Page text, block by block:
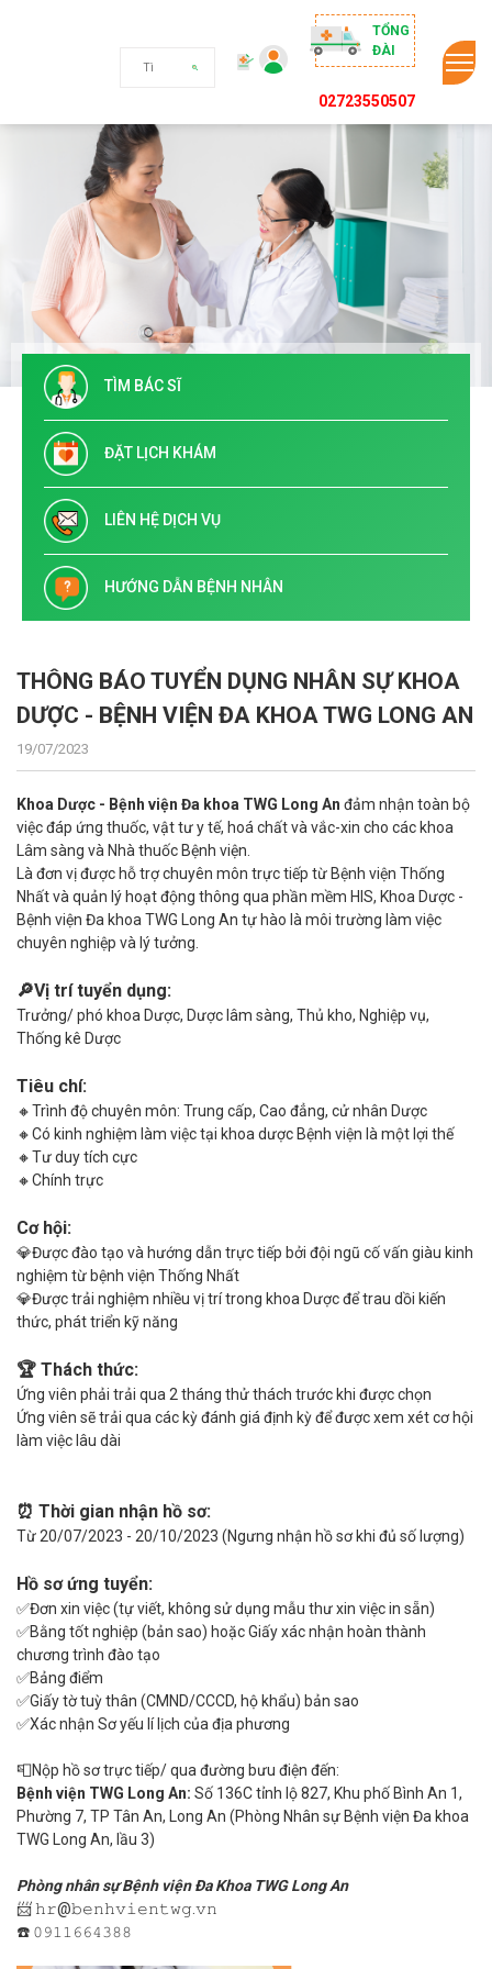
TỔNG
ĐÀI
02723550507
TÌM BÁC SĨ
ĐẶT LỊCH KHÁM
LIÊN HỆ DỊCH VỤ
HƯỚNG DẪN BỆNH NHÂN
THÔNG BÁO TUYỂN DỤNG NHÂN SỰ KHOA
DƯỢC - BỆNH VIỆN ĐA KHOA TWG LONG AN
19/07/2023
Khoa Dược - Bệnh viện Đa khoa TWG Long An đảm nhận toàn bộ
việc đáp ứng thuốc, vật tư y tế, hoá chất và vắc-xin cho các khoa
Lâm sàng và Nhà thuốc Bệnh viện.
Là đơn vị được hỗ trợ chuyên môn trực tiếp từ Bệnh viện Thống
Nhất và quản lý hoạt động thông qua phần mềm HIS, Khoa Dược -
Bệnh viện Đa khoa TWG Long An tự hào là môi trường làm việc
chuyên nghiệp và lý tưởng.
🔎Vị trí tuyển dụng:
Trưởng/ phó khoa Dược, Dược lâm sàng, Thủ kho, Nghiệp vụ,
Thống kê Dược
Tiêu chí:
🔸Trình độ chuyên môn: Trung cấp, Cao đẳng, cử nhân Dược
🔸Có kinh nghiệm làm việc tại khoa dược Bệnh viện là một lợi thế
🔸Tư duy tích cực
🔸Chính trực
Cơ hội:
💎Được đào tạo và hướng dẫn trực tiếp bởi đội ngũ cố vấn giàu kinh
nghiệm từ bệnh viện Thống Nhất
💎Được trải nghiệm nhiều vị trí trong khoa Dược để trau dồi kiến
thức, phát triển kỹ năng
🏆 Thách thức:
Ứng viên phải trải qua 2 tháng thử thách trước khi được chọn
Ứng viên sẽ trải qua các kỳ đánh giá định kỳ để được xem xét cơ hội
làm việc lâu dài
⏰ Thời gian nhận hồ sơ:
Từ 20/07/2023 - 20/10/2023 (Ngưng nhận hồ sơ khi đủ số lượng)
Hồ sơ ứng tuyển:
✅Đơn xin việc (tự viết, không sử dụng mẫu thư xin việc in sẵn)
✅Bằng tốt nghiệp (bản sao) hoặc Giấy xác nhận hoàn thành
chương trình đào tạo
✅Bảng điểm
✅Giấy tờ tuỳ thân (CMND/CCCD, hộ khẩu) bản sao
✅Xác nhận Sơ yếu lí lịch của địa phương
📮Nộp hồ sơ trực tiếp/ qua đường bưu điện đến:
Bệnh viện TWG Long An: Số 136C tỉnh lộ 827, Khu phố Bình An 1,
Phường 7, TP Tân An, Long An (Phòng Nhân sự Bệnh viện Đa khoa
TWG Long An, lầu 3)
Phòng nhân sự Bệnh viện Đa Khoa TWG Long An
📨 𝚑𝚛@𝚋𝚎𝚗𝚑𝚟𝚒𝚎𝚗𝚝𝚠𝚐.𝚟𝚗
☎️ 𝟶𝟿𝟷𝟷𝟼𝟼𝟺𝟹𝟾𝟾